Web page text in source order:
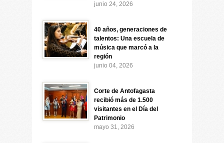
junio 24, 2026
40 años, generaciones de
talentos: Una escuela de
música que marcó a la
región
junio 04, 2026
Corte de Antofagasta
recibió más de 1.500
visitantes en el Día del
Patrimonio
mayo 31, 2026